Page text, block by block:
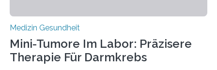
Medizin Gesundheit
Mini-Tumore Im Labor: Präzisere
Therapie Für Darmkrebs